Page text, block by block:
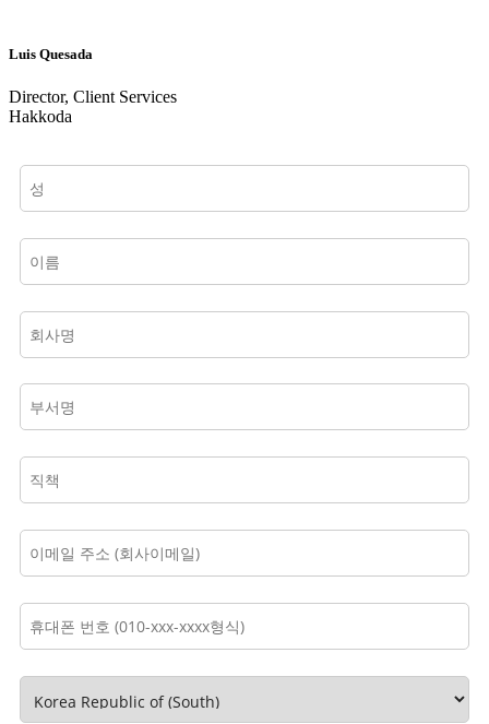
Luis Quesada
Director, Client Services
Hakkoda